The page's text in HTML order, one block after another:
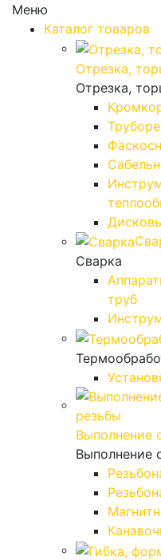
Меню
Каталог товаров
Отрезка,
Отрезка,
Сварка
труб
Выполнение
Выполнение